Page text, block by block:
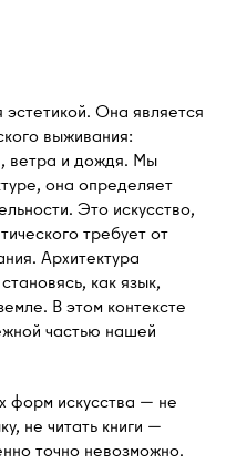
эстетикой. Она является
выживания:
ветра и дождя. Мы
она определяет
Это искусство,
требует от
Архитектура
как язык,
В этом контексте
частью нашей
форм искусства — не
не читать книги —
точно невозможно.